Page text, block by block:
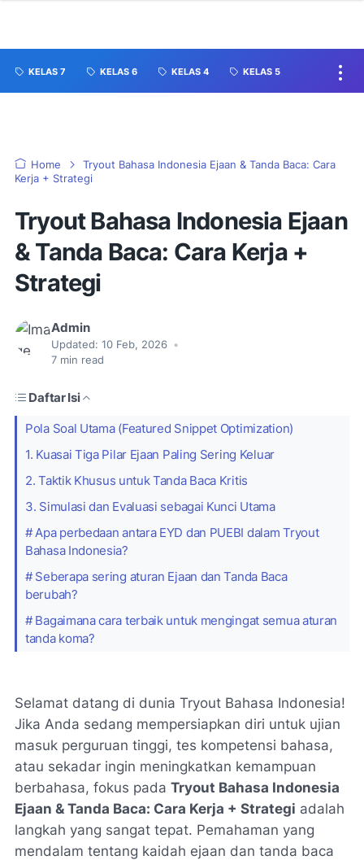
KELAS 7 KELAS 6 KELAS 4 KELAS 5
Home
Tryout Bahasa Indonesia Ejaan & Tanda Baca: Cara
Kerja + Strategi
Tryout Bahasa Indonesia Ejaan
& Tanda Baca: Cara Kerja +
Strategi
Admin
Updated: 10 Feb, 2026 •
7 min read
Daftar Isi
Pola Soal Utama (Featured Snippet Optimization)
1. Kuasai Tiga Pilar Ejaan Paling Sering Keluar
2. Taktik Khusus untuk Tanda Baca Kritis
3. Simulasi dan Evaluasi sebagai Kunci Utama
# Apa perbedaan antara EYD dan PUEBI dalam Tryout
Bahasa Indonesia?
# Seberapa sering aturan Ejaan dan Tanda Baca
berubah?
# Bagaimana cara terbaik untuk mengingat semua aturan
tanda koma?
Selamat datang di dunia Tryout Bahasa Indonesia!
Jika Anda sedang mempersiapkan diri untuk ujian
masuk perguruan tinggi, tes kompetensi bahasa,
atau sekadar ingin meningkatkan kemampuan
berbahasa, fokus pada Tryout Bahasa Indonesia
Ejaan & Tanda Baca: Cara Kerja + Strategi adalah
langkah yang sangat tepat. Pemahaman yang
mendalam tentang kaidah ejaan dan tanda baca